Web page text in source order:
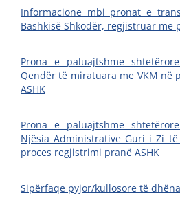
Informacione mbi pronat e
Bashkisë Shkodër, regjistruar me
Prona e paluajtshme
Qendër të miratuara me VKM në
ASHK
Prona e paluajtshme
Njësia Administrative Guri i Zi
proces regjistrimi pranë ASHK
Sipërfaqe pyjor/kullosore të